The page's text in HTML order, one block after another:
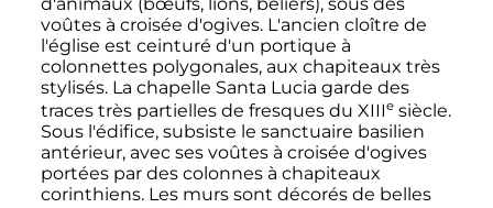
voûtes à croisée d'ogives. L'ancien cloître de
l'église est ceinturé d'un portique à
colonnettes polygonales, aux chapiteaux très
stylisés. La chapelle Santa Lucia garde des
traces très partielles de fresques du XIIIe siècle.
Sous l'édifice, subsiste le sanctuaire basilien
antérieur, avec ses voûtes à croisée d'ogives
portées par des colonnes à chapiteaux
corinthiens. Les murs sont décorés de belles